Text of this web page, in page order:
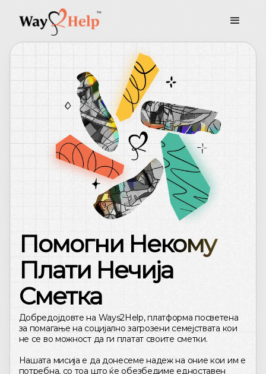
Помогни Некому
Плати Нечија
Сметка
Добредојдовте на Ways2Help, платформа посветена
за помагање на социјално загрозени семејствата кои
не се во можност да ги платат своите сметки.
Нашата мисија е да донесеме надеж на оние кои им е
потребна, со тоа што ќе обезбедиме едноставен